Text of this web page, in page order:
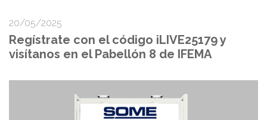
20/05/2025
Regístrate con el código iLIVE25179 y
visítanos en el Pabellón 8 de IFEMA